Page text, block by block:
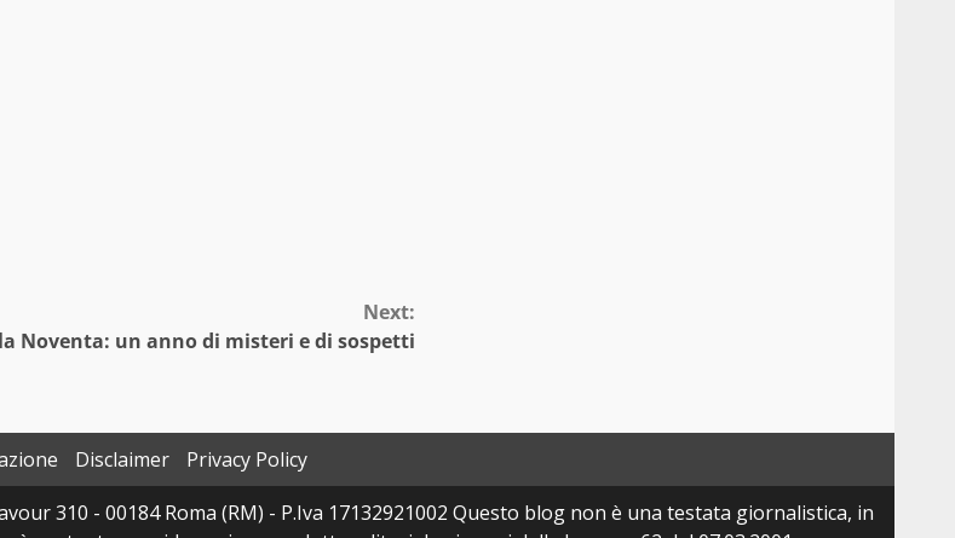
Next:
Noventa: un anno di misteri e di sospetti
Disclaimer
Privacy Policy
310 - 00184 Roma (RM) - P.Iva 17132921002 Questo blog non è una testata giornalistica, in